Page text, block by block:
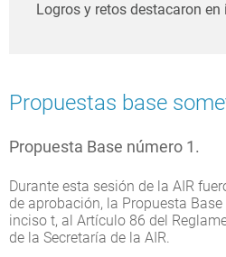
Logros y retos destacaron
Propuestas base
Propuesta Base número 1.
Durante esta sesión de la AIR
de aprobación, la Propuesta
inciso t, al Artículo 86 del
de la Secretaría de la AIR.